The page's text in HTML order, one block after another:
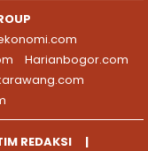
Harianbogor.com
REDAKSI